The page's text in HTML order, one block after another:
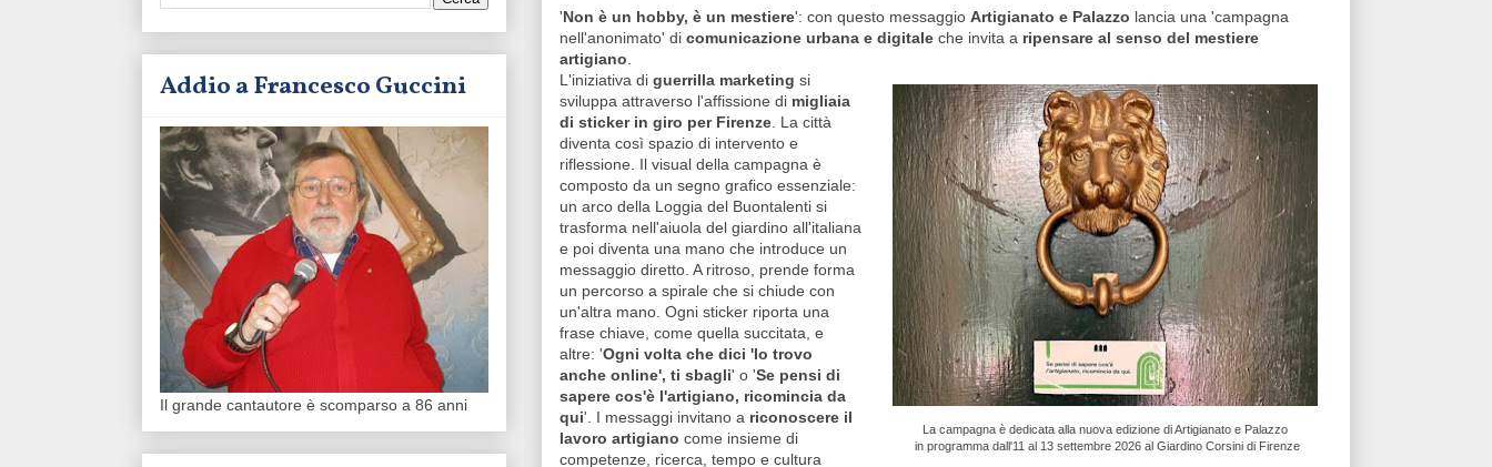
'Non è un hobby, è un mestiere': con questo messaggio Artigianato e Palazzo lancia una 'campagna
nell'anonimato' di comunicazione urbana e digitale che invita a ripensare al senso del mestiere
artigiano.
La campagna è dedicata alla nuova edizione di Artigianato e Palazzo
in programma dall'11 al 13 settembre 2026al Giardino Corsini di Firenze
L'iniziativa di guerrilla marketing si
sviluppa attraverso l'affissione di migliaia
di sticker in giro per Firenze. La città
diventa così spazio di intervento e
riflessione. Il visual della campagna è
composto da un segno grafico essenziale:
un arco della Loggia del Buontalenti si
trasforma nell'aiuola del giardino all'italiana
e poi diventa una mano che introduce un
messaggio diretto. A ritroso, prende forma
un percorso a spirale che si chiude con
un'altra mano. Ogni sticker riporta una
frase chiave, come quella succitata, e
altre: 'Ogni volta che dici 'lo trovo
anche online', ti sbagli' o 'Se pensi di
sapere cos'è l'artigiano, ricomincia da
qui'. I messaggi invitano a riconoscere il
lavoro artigiano come insieme di
competenze, ricerca, tempo e cultura
Addio a Francesco Guccini
Il grande cantautore è scomparso a 86 anni